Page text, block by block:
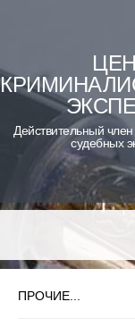
content
Действительный
судебных
ПРОЧИЕ...